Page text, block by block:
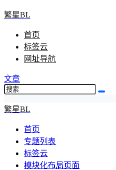
繁星BL
首页
标签云
网址导航
文章
繁星BL
首页
专题列表
标签云
模块化布局页面